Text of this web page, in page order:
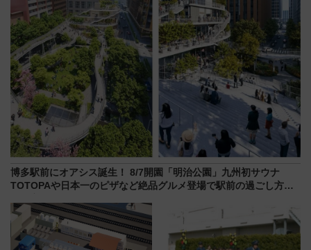
博多駅前にオアシス誕生！ 8/7開園「明治公園」九州初サウナ
TOTOPAや日本一のピザなど絶品グルメ登場で駅前の過ごし方は